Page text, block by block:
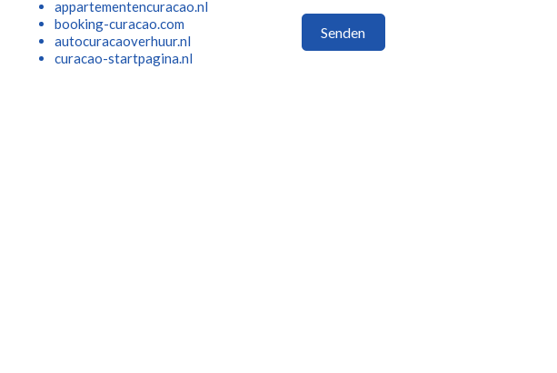
appartementencuracao.nl
booking-curacao.com
autocuracaoverhuur.nl
curacao-startpagina.nl
Senden